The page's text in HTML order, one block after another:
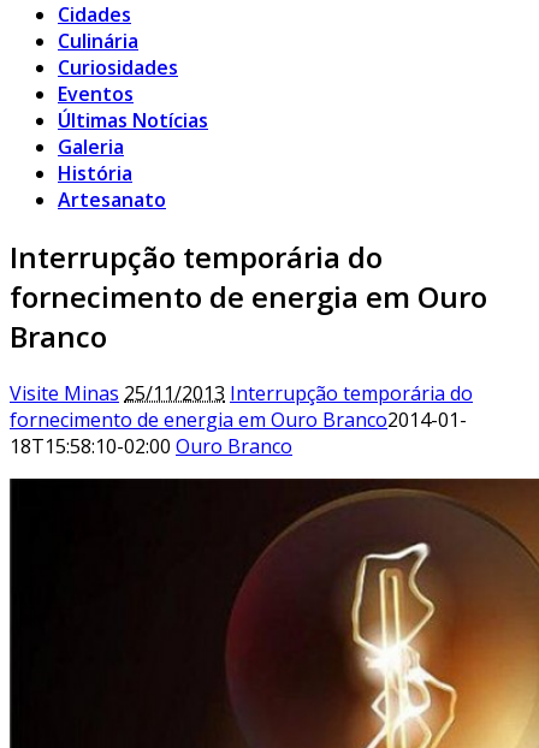
Cidades
Culinária
Curiosidades
Eventos
Últimas Notícias
Galeria
História
Artesanato
Interrupção temporária do
fornecimento de energia em Ouro
Branco
Visite Minas 25/11/2013 Interrupção temporária do
fornecimento de energia em Ouro Branco2014-01-
18T15:58:10-02:00 Ouro Branco